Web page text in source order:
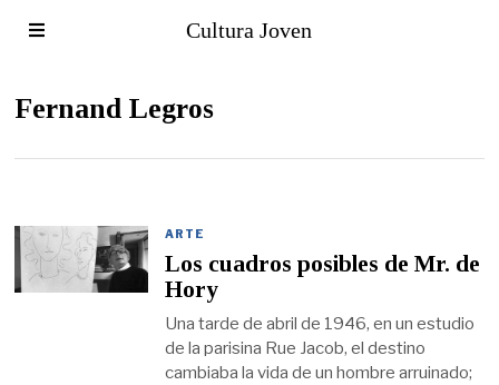
Cultura Joven
Fernand Legros
ARTE
Los cuadros posibles de Mr. de
Hory
Una tarde de abril de 1946, en un estudio
de la parisina Rue Jacob, el destino
cambiaba la vida de un hombre arruinado;